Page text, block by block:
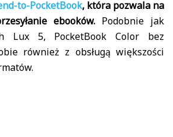
to-PocketBook, która pozwala na
ebooków. Podobnie jak
Lux 5, PocketBook Color bez
również z obsługą większości